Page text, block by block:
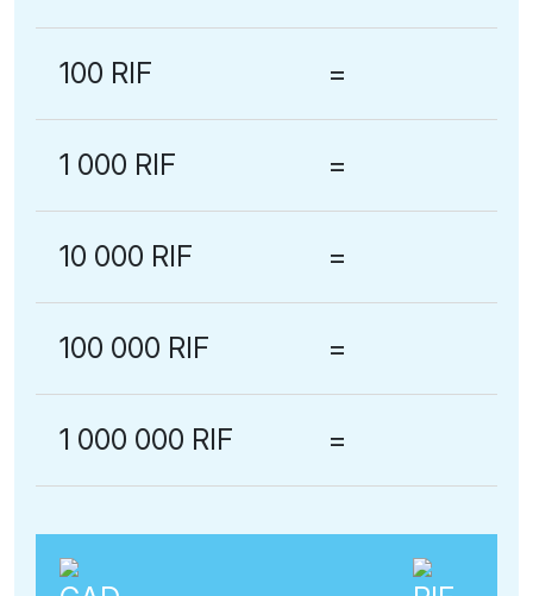
100 RIF =
1 000 RIF =
10 000 RIF =
100 000 RIF =
1 000 000 RIF =